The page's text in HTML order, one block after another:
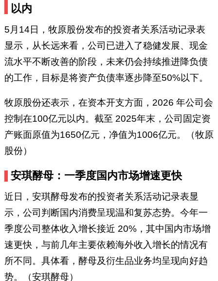
以内
5月14日，牧原股份发布的投资者关系活动记录表
显示，从长远来看，公司已进入了稳健发展、现金
流水平不断改善的阶段，未来仍会持续推进降负债
的工作，目标是将资产负债率逐步降至50%以下。
牧原股份还表示，在资本开支方面，2026 年公司会
控制在100亿元以内。截至 2025年末，公司固定资
产账面原值为1650亿元，净值为1006亿元。（牧原
股份）
安琪酵母：一季度国内市场增速更快
近日，安琪酵母发布的投资者关系活动记录表显
示，公司判断国内消费呈现温和复苏态势。今年一
季度公司整体收入增长接近 20%，其中国内市场增
速更快，与前几年主要依赖海外收入增长的情况有
所不同。具体看，酵母及衍生品业务均呈现向好趋
势。（安琪酵母）